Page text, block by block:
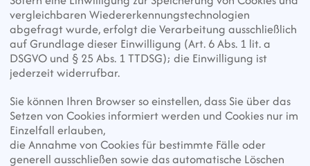
vergleichbaren Wiedererkennungstechnologien
abgefragt wurde, erfolgt die Verarbeitung ausschließlich
auf Grundlage dieser Einwilligung (Art. 6 Abs. 1 lit. a
DSGVO und § 25 Abs. 1 TTDSG); die Einwilligung ist
jederzeit widerrufbar.
Sie können Ihren Browser so einstellen, dass Sie über das
Setzen von Cookies informiert werden und Cookies nur im
Einzelfall erlauben,
die Annahme von Cookies für bestimmte Fälle oder
generell ausschließen sowie das automatische Löschen